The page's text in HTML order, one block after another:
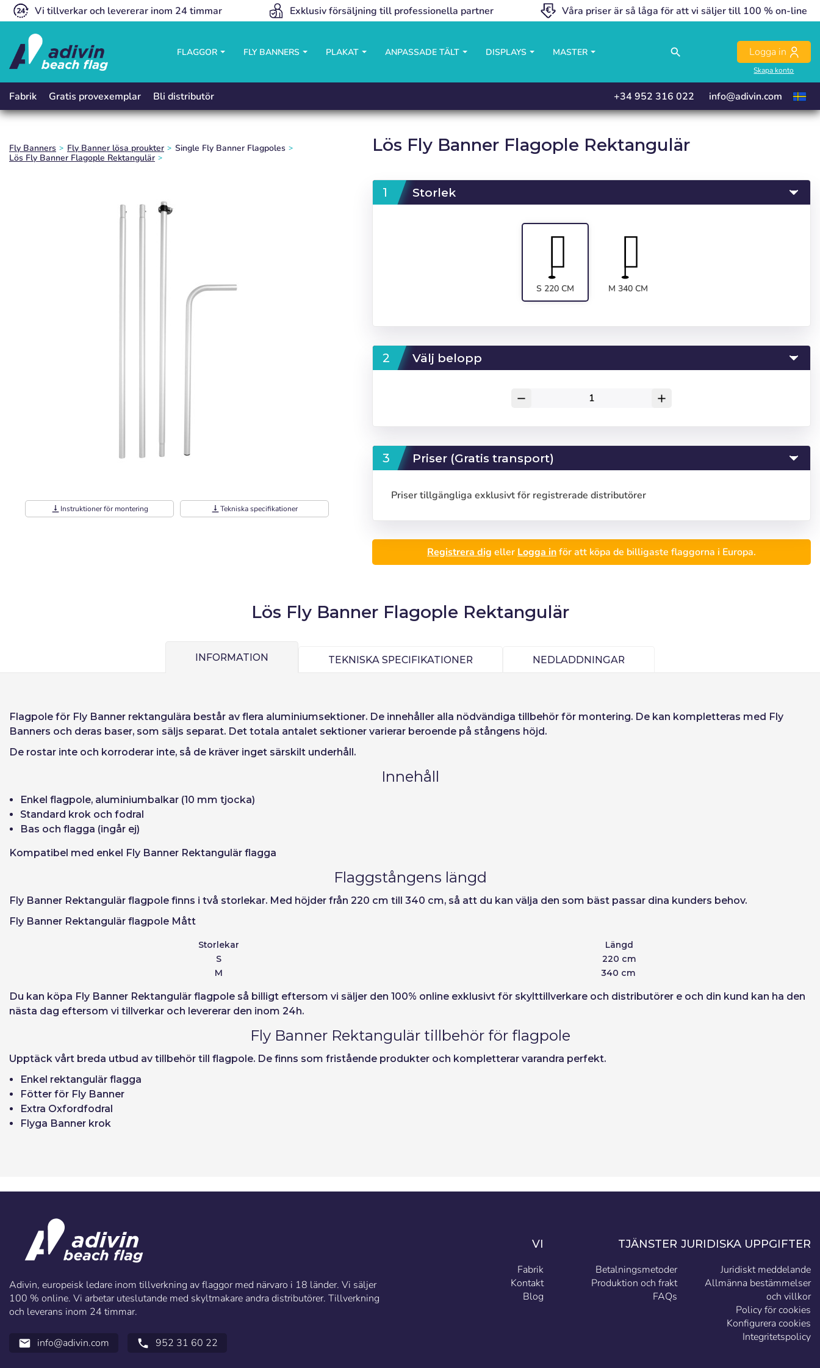
Vi tillverkar och levererar inom 24 timmar Exklusiv försäljning till professionella partner Våra priser är så låga för att vi säljer till 100 % on-line
FLAGGOR FLY BANNERS PLAKAT ANPASSADE TÄLT DISPLAYS MASTER search Logga in
Skapa konto
Logga in
close
Användare (VAT):
Kom ihåg lösenord: Ja Nej
Fabrik Gratis provexemplar Bli distributör +34 952 316 022 info@adivin.com
Välj språk
close
Español English Português Français
Deutsch
Italiano
Sverige
Slovenčina (Slovak)
Fly Banners Fly Banner lösa proukter
Single Fly Banner Flagpoles
Lös Fly Banner Flagople Rektangulär
Lös Fly Banner Flagople Rektangulär
vertical_align_bottom Instruktioner för montering vertical_align_bottomTekniska specifikationer
Storlek
S 220 CM M 340 CM
Välj belopp
remove add
Priser (Gratis transport)
Priser tillgängliga exklusivt för registrerade distributörer
Registrera dig eller Logga inför att köpa de billigaste flaggorna i Europa.
Lös Fly Banner Flagople Rektangulär
INFORMATION TEKNISKA SPECIFIKATIONER NEDLADDNINGAR
Flagpole för Fly Banner rektangulära består av flera aluminiumsektioner. De innehåller alla nödvändiga tillbehör för montering. De kan kompletteras med Fly
Banners och deras baser, som säljs separat. Det totala antalet sektioner varierar beroende på stångens höjd.
De rostar inte och korroderar inte, så de kräver inget särskilt underhåll.
Innehåll
Enkel flagpole, aluminiumbalkar (10 mm tjocka)
Standard krok och fodral
Bas och flagga (ingår ej)
Kompatibel med enkel Fly Banner Rektangulär flagga
Flaggstångens längd
Fly Banner Rektangulär flagpole finns i två storlekar. Med höjder från 220 cm till 340 cm, så att du kan välja den som bäst passar dina kunders behov.
Fly Banner Rektangulär flagpole Mått
Storlekar
Längd
S
220 cm
M
340 cm
Du kan köpa Fly Banner Rektangulär flagpole så billigt eftersom vi säljer den 100% online exklusivt för skylttillverkare och distributörer e och din kund kan ha den
nästa dag eftersom vi tillverkar och levererar den inom 24h.
Fly Banner Rektangulär tillbehör för flagpole
Upptäck vårt breda utbud av tillbehör till flagpole. De finns som fristående produkter och kompletterar varandra perfekt.
Enkel rektangulär flagga
Fötter för Fly Banner
Extra Oxfordfodral
Flyga Banner krok
close
Enheter
Enhets pris
Från 1
Adivin, europeisk ledare inom tillverkning av flaggor med närvaro i 18 länder. Vi säljer
100 % online. Vi arbetar uteslutande med skyltmakare andra distributörer. Tillverkning
och leverans inom 24 timmar.
email info@adivin.com call 952 31 60 22
VI
Fabrik
Kontakt
Blog
TJÄNSTER
Betalningsmetoder
Produktion och frakt
FAQs
JURIDISKA UPPGIFTER
Juridiskt meddelande
Allmänna bestämmelser
och villkor
Policy för cookies
Konfigurera cookies
Integritetspolicy